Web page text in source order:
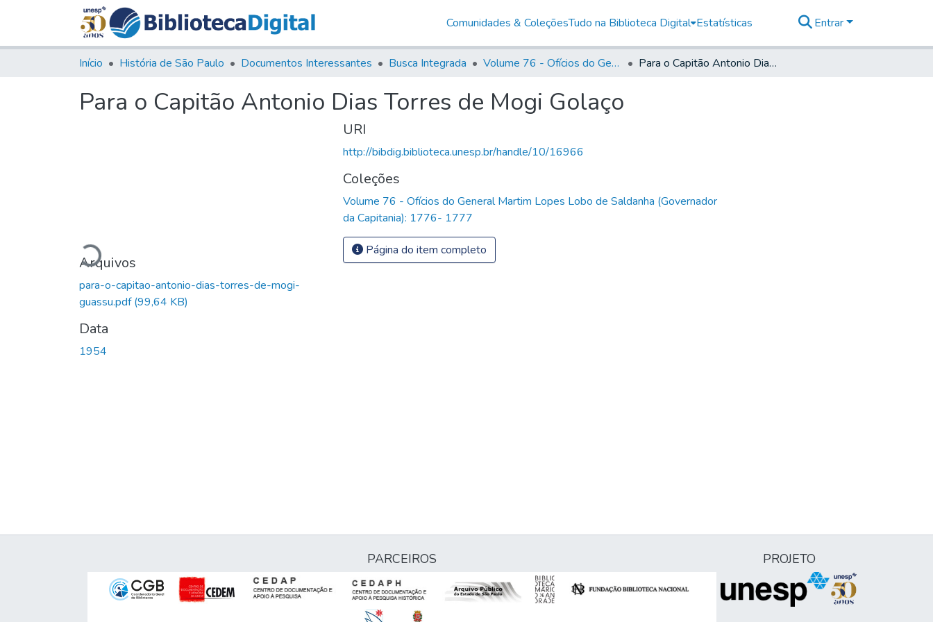
Comunidades & ColeçõesTudo na Biblioteca Digital Estatísticas Entrar
Início História de São Paulo Documentos Interessantes Busca Integrada Volume 76 - Ofícios do General Martim Lopes Lobo de Saldanha (Governador da Capitania): 1776- 1777 Para o Capitão Antonio Dias Torres de Mogi Golaço
Para o Capitão Antonio Dias Torres de Mogi Golaço
Carregando...
Arquivos
para-o-capitao-antonio-dias-torres-de-mogi-
guassu.pdf(99,64 KB)
Data
1954
URI
http://bibdig.biblioteca.unesp.br/handle/10/16966
Coleções
Volume 76 - Ofícios do General Martim Lopes Lobo de Saldanha (Governador
da Capitania): 1776- 1777
Página do item completo
PARCEIROS PROJETO